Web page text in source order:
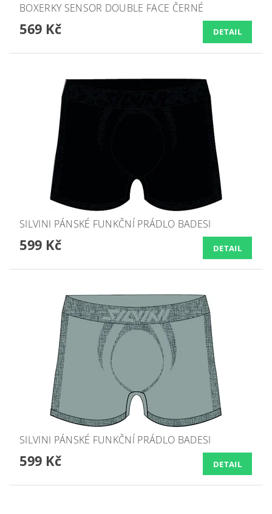
BOXERKY SENSOR DOUBLE FACE ČERNÉ
569 Kč DETAIL
SILVINI PÁNSKÉ FUNKČNÍ PRÁDLO BADESI
599 Kč DETAIL
SILVINI PÁNSKÉ FUNKČNÍ PRÁDLO BADESI
599 Kč DETAIL